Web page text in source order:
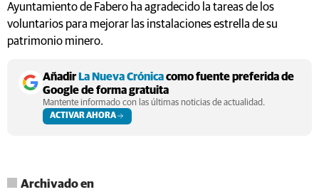
Ayuntamiento de Fabero ha agradecido la tareas de los
voluntarios para mejorar las instalaciones estrella de su
patrimonio minero.
AñadirLa Nueva Crónicacomo fuente preferida de
Google de forma gratuita
Mantente informado con las últimas noticias de actualidad.
ACTIVAR AHORA
Archivado en